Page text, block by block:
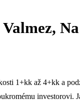
1+kk až 4+kk a